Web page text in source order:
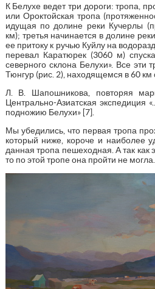
К Белухе ведет три дороги: тропа,
или Ороктойская тропа
идущая по долине реки Кучерлы
км); третья начинается в долине
ее притоку к ручью Куйлу на
перевал Каратюрек (3060 м)
северного склона Белухи». Все эти
Тюнгур (рис. 2), находящемся в 60 км
Л. В. Шапошникова, повторяя
Центрально-Азиатская экспедиция
подножию Белухи» [7].
Мы убедились, что первая тропа
который ниже, короче и наиболее
данная тропа пешеходная. А так как
то по этой тропе она пройти не могла.